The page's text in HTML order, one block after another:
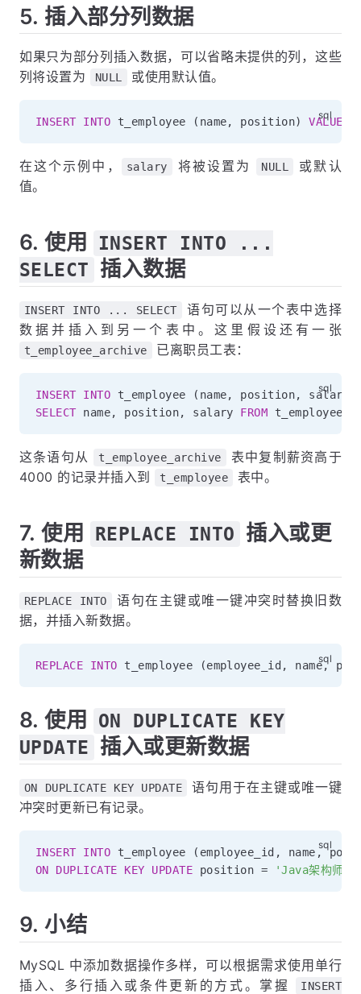
5. 插入部分列数据
如果只为部分列插入数据，可以省略未提供的列，这些
列将设置为
NULL 或使用默认值。
INSERT INTO t_employee ( name, position) VALUES
在这个示例中， salary 将被设置为 NULL
或默认
值。
6. 使用
INSERT INTO ...
SELECT
插入数据
INSERT INTO ... SELECT
语句可以从一个表中选择
数据并插入到另一个表中。这里假设还有一张
t_employee_archive 已离职员工表：
INSERT INTO t_employee ( name, position, salary
SELECT name, position, salary FROM
这条语句从 t_employee_archive
表中复制薪资高于
4000 的记录并插入到
t_employee 表中。
7. 使用 REPLACE INTO
插入或更
新数据
REPLACE INTO
语句在主键或唯一键冲突时替换旧数
据，并插入新数据。
REPLACE INTO t_employee (employee_id , name,
8. 使用
ON DUPLICATE KEY
UPDATE
插入或更新数据
ON DUPLICATE KEY UPDATE
语句用于在主键或唯一键
冲突时更新已有记录。
INSERT INTO t_employee ( employee_id , name ,
ON
DUPLICATE KEY UPDATE position = 'Java架构师'
9. 小结
MySQL 中添加数据操作多样，可以根据需求使用单行
插入、多行插入或条件更新的方式。掌握
INSERT